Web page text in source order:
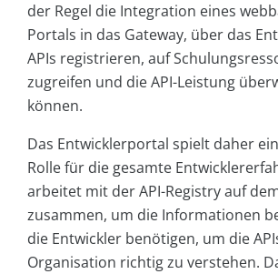
der Regel die Integration eines
Portals in das Gateway, über das
APIs registrieren, auf
zugreifen und die API-Leistung
können.
Das Entwicklerportal spielt daher
Rolle für die gesamte
arbeitet mit der API-Registry auf
zusammen, um die Informationen
die Entwickler benötigen, um die
Organisation richtig zu verstehen.